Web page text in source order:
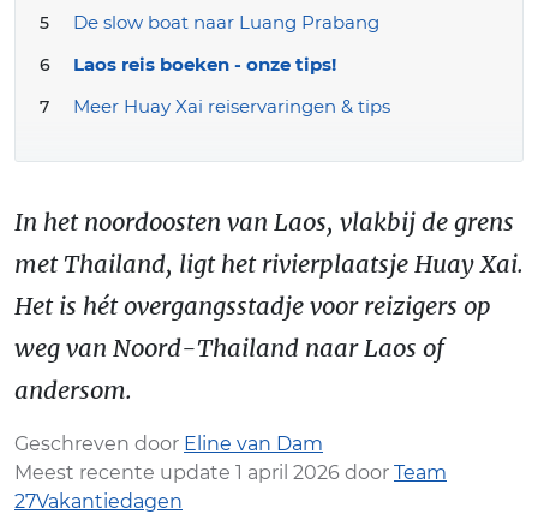
De slow boat naar Luang Prabang
Laos reis boeken - onze tips!
Meer Huay Xai reiservaringen & tips
In het noordoosten van Laos, vlakbij de grens
met Thailand, ligt het rivierplaatsje Huay Xai.
Het is hét overgangsstadje voor reizigers op
weg van Noord-Thailand naar Laos of
andersom.
Geschreven door Eline van Dam
Meest recente update 1 april 2026 door Team
27Vakantiedagen